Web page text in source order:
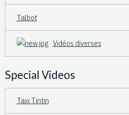
Talbot
Vidéos diverses
Special Videos
Taxi Tintin